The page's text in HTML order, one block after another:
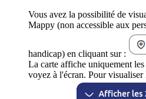
Vous avez la possibilité de
Mappy (non accessible aux
handicap) en cliquant sur :
La carte affiche uniquement
voyez à l'écran. Pour